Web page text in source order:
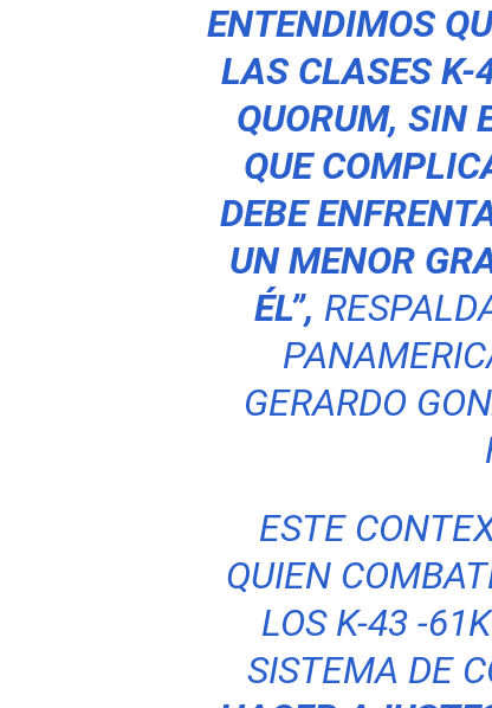
ENTENDIMOS
LAS CLASES K-
QUORUM, SIN
QUE
DEBE
UN MENOR
ÉL”,
GERARDO
ESTE
QUIEN
LOS K-43 -
SISTEMA DE